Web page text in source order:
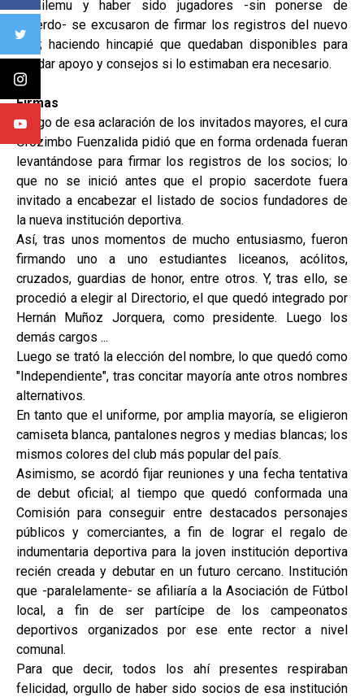
Pichilemu y haber sido jugadores -sin ponerse de
acuerdo- se excusaron de firmar los registros del nuevo
club; haciendo hincapié que quedaban disponibles para
brindar apoyo y consejos si lo estimaban era necesario.
Firmas
Luego de esa aclaración de los invitados mayores, el cura
Orozimbo Fuenzalida pidió que en forma ordenada fueran
levantándose para firmar los registros de los socios; lo
que no se inició antes que el propio sacerdote fuera
invitado a encabezar el listado de socios fundadores de
la nueva institución deportiva.
Así, tras unos momentos de mucho entusiasmo, fueron
firmando uno a uno estudiantes liceanos, acólitos,
cruzados, guardias de honor, entre otros. Y, tras ello, se
procedió a elegir al Directorio, el que quedó integrado por
Hernán Muñoz Jorquera, como presidente. Luego los
demás cargos ...
Luego se trató la elección del nombre, lo que quedó como
"Independiente", tras concitar mayoría ante otros nombres
alternativos.
En tanto que el uniforme, por amplia mayoría, se eligieron
camiseta blanca, pantalones negros y medias blancas; los
mismos colores del club más popular del país.
Asimismo, se acordó fijar reuniones y una fecha tentativa
de debut oficial; al tiempo que quedó conformada una
Comisión para conseguir entre destacados personajes
públicos y comerciantes, a fin de lograr el regalo de
indumentaria deportiva para la joven institución deportiva
recién creada y debutar en un futuro cercano. Institución
que -paralelamente- se afiliaría a la Asociación de Fútbol
local, a fin de ser partícipe de los campeonatos
deportivos organizados por ese ente rector a nivel
comunal.
Para que decir, todos los ahí presentes respiraban
felicidad, orgullo de haber sido socios de esa institución